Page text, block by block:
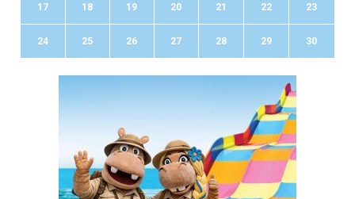
17 18 19 20 21 22 23
24 25 26 27 28 29 30